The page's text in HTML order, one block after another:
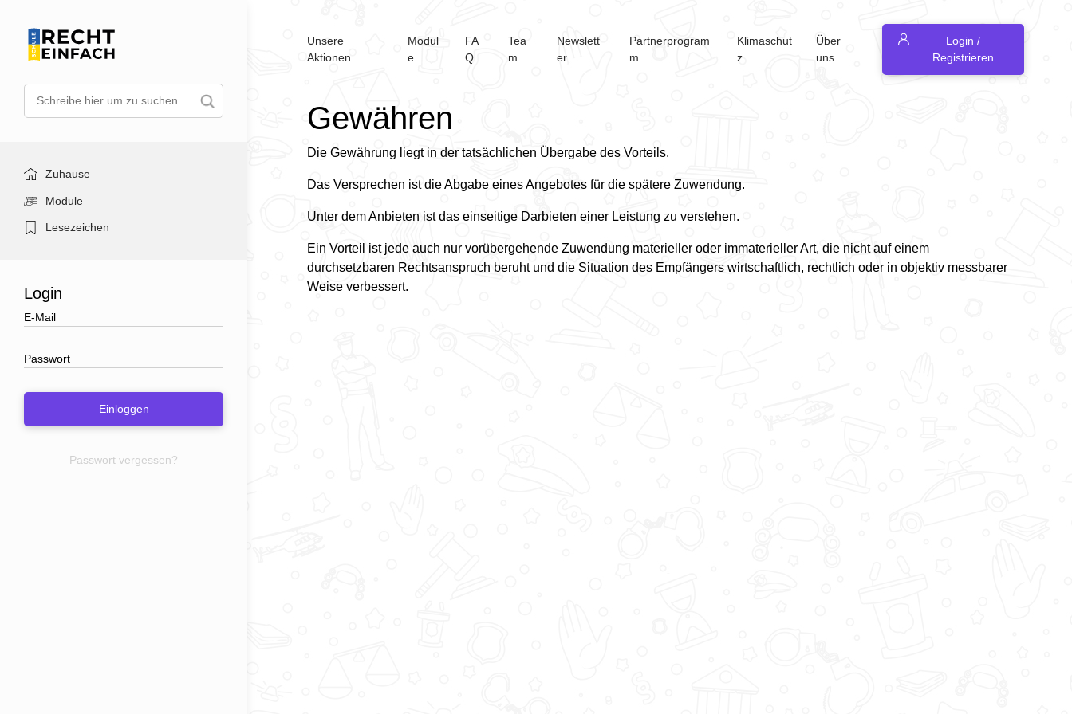
Zuhause
Module
Lesezeichen
Login
Einloggen
Passwort vergessen?
Unsere
Aktionen
Modul
e
FA
Q
Tea
m
Newslett
er
Partnerprogram
m
Klimaschut
z
Über
uns
Login /
Registrieren
Gewähren
Die Gewährung liegt in der tatsächlichen Übergabe des Vorteils.
Das Versprechen ist die Abgabe eines Angebotes für die spätere Zuwendung.
Unter dem Anbieten ist das einseitige Darbieten einer Leistung zu verstehen.
Ein Vorteil ist jede auch nur vorübergehende Zuwendung materieller oder immaterieller Art, die nicht auf einem
durchsetzbaren Rechtsanspruch beruht und die Situation des Empfängers wirtschaftlich, rechtlich oder in objektiv messbarer
Weise verbessert.